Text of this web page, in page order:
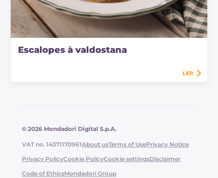
Escalopes à valdostana
LER
© 2026 Mondadori Digital S.p.A.
VAT no. 14371170961About usTerms of UsePrivacy Notice
Privacy PolicyCookie PolicyCookie settingsDisclaimer
Code of EthicsMondadori Group